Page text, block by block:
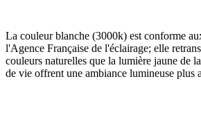
La couleur blanche (3000k) est conforme
l'Agence Française de l'éclairage; elle
couleurs naturelles que la lumière jaune de
de vie offrent une ambiance lumineuse plus